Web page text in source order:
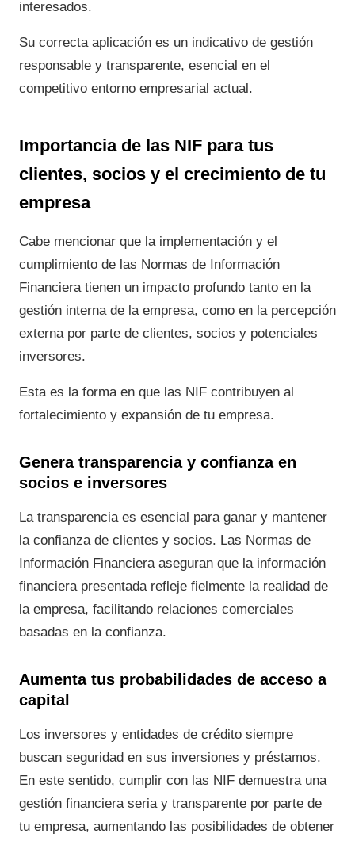
interesados.
Su correcta aplicación es un indicativo de gestión
responsable y transparente, esencial en el
competitivo entorno empresarial actual.
Importancia de las NIF para tus
clientes, socios y el crecimiento de tu
empresa
Cabe mencionar que la implementación y el
cumplimiento de las Normas de Información
Financiera tienen un impacto profundo tanto en la
gestión interna de la empresa, como en la percepción
externa por parte de clientes, socios y potenciales
inversores.
Esta es la forma en que las NIF contribuyen al
fortalecimiento y expansión de tu empresa.
Genera transparencia y confianza en
socios e inversores
La transparencia es esencial para ganar y mantener
la confianza de clientes y socios. Las Normas de
Información Financiera aseguran que la información
financiera presentada refleje fielmente la realidad de
la empresa, facilitando relaciones comerciales
basadas en la confianza.
Aumenta tus probabilidades de acceso a
capital
Los inversores y entidades de crédito siempre
buscan seguridad en sus inversiones y préstamos.
En este sentido, cumplir con las NIF demuestra una
gestión financiera seria y transparente por parte de
tu empresa, aumentando las posibilidades de obtener